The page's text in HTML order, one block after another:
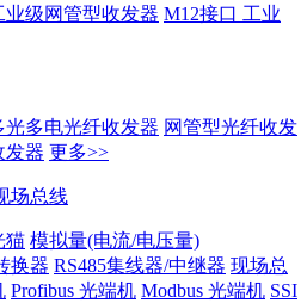
业级网管型收发器 M12接口 工业
光多电光纤收发器 网管型光纤收发
发器 更多>>
场总线
猫 模拟量(电流/电压量)
换器 RS485集线器/中继器 现场总
Profibus 光端机 Modbus 光端机 SSI